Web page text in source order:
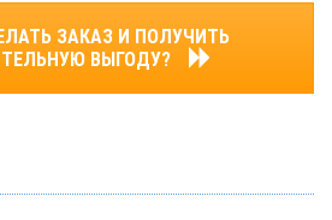
ЗАКАЗ И ПОЛУЧИТЬ
ВЫГОДУ?